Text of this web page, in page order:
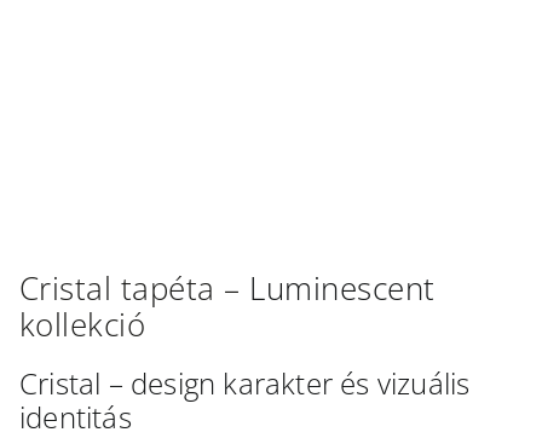
Cristal tapéta – Luminescent
kollekció
Cristal – design karakter és vizuális
identitás